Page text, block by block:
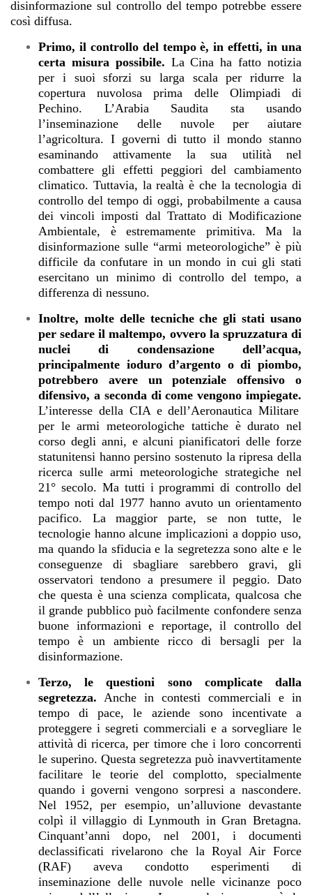
disinformazione sul controllo del tempo potrebbe essere
così diffusa.
Primo, il controllo del tempo è, in effetti, in una
certa misura possibile. La Cina ha fatto notizia
per i suoi sforzi su larga scala per ridurre la
copertura nuvolosa prima delle Olimpiadi di
Pechino. L’Arabia Saudita sta usando
l’inseminazione delle nuvole per aiutare
l’agricoltura. I governi di tutto il mondo stanno
esaminando attivamente la sua utilità nel
combattere gli effetti peggiori del cambiamento
climatico. Tuttavia, la realtà è che la tecnologia di
controllo del tempo di oggi, probabilmente a causa
dei vincoli imposti dal Trattato di Modificazione
Ambientale, è estremamente primitiva. Ma la
disinformazione sulle “armi meteorologiche” è più
difficile da confutare in un mondo in cui gli stati
esercitano un minimo di controllo del tempo, a
differenza di nessuno.
Inoltre, molte delle tecniche che gli stati usano
per sedare il maltempo, ovvero la spruzzatura di
nuclei di condensazione dell’acqua,
principalmente ioduro d’argento o di piombo,
potrebbero avere un potenziale offensivo o
difensivo, a seconda di come vengono impiegate.
L’interesse della CIA e dell’Aeronautica Militare
per le armi meteorologiche tattiche è durato nel
corso degli anni, e alcuni pianificatori delle forze
statunitensi hanno persino sostenuto la ripresa della
ricerca sulle armi meteorologiche strategiche nel
21° secolo. Ma tutti i programmi di controllo del
tempo noti dal 1977 hanno avuto un orientamento
pacifico. La maggior parte, se non tutte, le
tecnologie hanno alcune implicazioni a doppio uso,
ma quando la sfiducia e la segretezza sono alte e le
conseguenze di sbagliare sarebbero gravi, gli
osservatori tendono a presumere il peggio. Dato
che questa è una scienza complicata, qualcosa che
il grande pubblico può facilmente confondere senza
buone informazioni e reportage, il controllo del
tempo è un ambiente ricco di bersagli per la
disinformazione.
Terzo, le questioni sono complicate dalla
segretezza. Anche in contesti commerciali e in
tempo di pace, le aziende sono incentivate a
proteggere i segreti commerciali e a sorvegliare le
attività di ricerca, per timore che i loro concorrenti
le superino. Questa segretezza può inavvertitamente
facilitare le teorie del complotto, specialmente
quando i governi vengono sorpresi a nascondere.
Nel 1952, per esempio, un’alluvione devastante
colpì il villaggio di Lynmouth in Gran Bretagna.
Cinquant’anni dopo, nel 2001, i documenti
declassificati rivelarono che la Royal Air Force
(RAF) aveva condotto esperimenti di
inseminazione delle nuvole nelle vicinanze poco